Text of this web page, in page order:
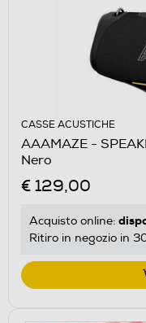
CASSE ACUSTICHE
AAAMAZE -
Nero
€ 129,00
Acquisto online:
Ritiro in negozio in